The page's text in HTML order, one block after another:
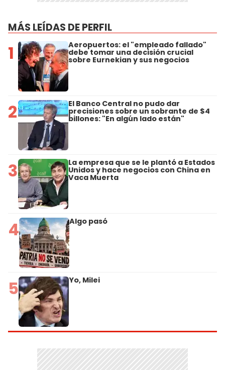
MÁS LEÍDAS DE PERFIL
1 Aeropuertos: el "empleado fallado"
debe tomar una decisión crucial
sobre Eurnekian y sus negocios
2 El Banco Central no pudo dar
precisiones sobre un sobrante de $4
billones: "En algún lado están"
3 La empresa que se le plantó a Estados
Unidos y hace negocios con China en
Vaca Muerta
4 Algo pasó
5 Yo, Milei